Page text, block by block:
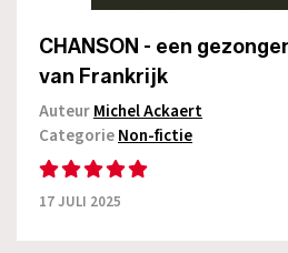
CHANSON - een
van Frankrijk
AuteurMichel Ackaert
CategorieNon-fictie
17 JULI 2025